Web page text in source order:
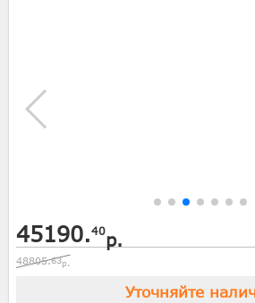
45190.40р.
48805.63р.
Уточняйте